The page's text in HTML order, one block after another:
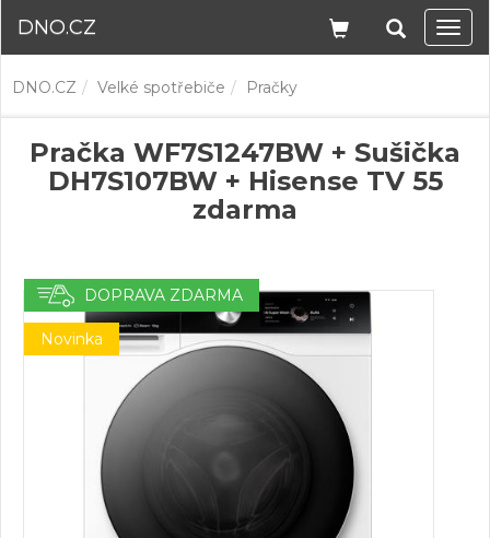
DNO.CZ
DNO.CZ Velké spotřebiče Pračky
Pračka WF7S1247BW + Sušička
DH7S107BW + Hisense TV 55
zdarma
DOPRAVA ZDARMA
Novinka